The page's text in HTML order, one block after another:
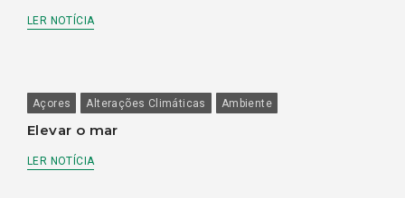
LER NOTÍCIA
Açores Alterações Climáticas Ambiente
Elevar o mar
LER NOTÍCIA